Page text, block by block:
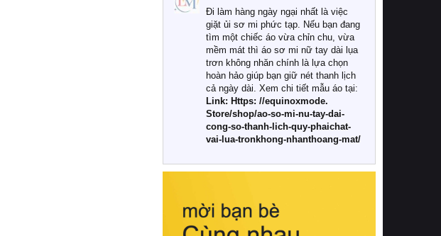
đình? Hãy cùng chúng tôi đi tìm lời
giải đáp chi tiết qua bài viết dưới đây.
1. Tại sao các gia đình hiện đại lại ưa
chuộng chăn ga gối đệm cao cấp?
Khác với các dòng sản phẩm thông
thường, những bộ chăn ga gối đệm
cao cấp trải qua quy trình sản xuất
nghiêm ngặt từ khâu chọn lọc nguyên
liệu tự nhiên đến công nghệ dệt
nhuộm hiện đại không chứa hóa chất
này, bạn sẽ cảm nhận rõ rệt sự khác
hồi chuẩn xác của phần đệm nâng đỡ
cột sống.
Đi làm hàng ngày ngại nhất là việc
giặt ủi sơ mi phức tạp. Nếu bạn đang
tìm một chiếc áo vừa chỉn chu, vừa
mềm mát thì áo sơ mi nữ tay dài lụa
trơn không nhăn chính là lựa chọn
hoàn hảo giúp bạn giữ nét thanh lịch
cả ngày dài. Xem chi tiết mẫu áo tại:
Link: Https: //equinoxmode.
Store/shop/ao-so-mi-nu-tay-dai-
cong-so-thanh-lich-quy-phaichat-
vai-lua-tronkhong-nhanthoang-mat/